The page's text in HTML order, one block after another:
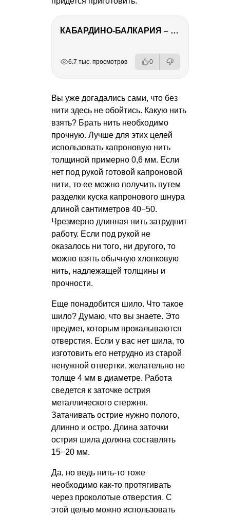
КАБАРДИНО-БАЛКАРИЯ – ПУТЕШЕСТВИЕ НА КАВКАЗ часть 3
6.7 тыс. просмотров 0
Вы уже догадались сами, что без
нити здесь не обойтись. Какую нить
взять? Брать нить необходимо
прочную. Лучше для этих целей
использовать капроновую нить
толщиной примерно 0,6 мм. Если
нет под рукой готовой капроновой
нити, то ее можно получить путем
разделки куска капронового шнура
длиной сантиметров 40−50.
Чрезмерно длинная нить затруднит
работу. Если под рукой не
оказалось ни того, ни другого, то
можно взять обычную хлопковую
нить, надлежащей толщины и
прочности.
Еще понадобится шило. Что такое
шило? Думаю, что вы знаете. Это
предмет, которым прокалываются
отверстия. Если у вас нет шила, то
изготовить его нетрудно из старой
ненужной отвертки, желательно не
толще 4 мм в диаметре. Работа
сведется к заточке острия
металлического стержня.
Затачивать острие нужно полого,
длинно и остро. Длина заточки
острия шила должна составлять
15−20 мм.
Да, но ведь нить-то тоже
необходимо как-то протягивать
через проколотые отверстия. С
этой целью можно использовать